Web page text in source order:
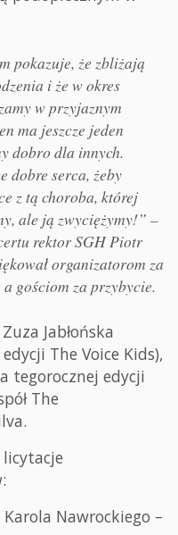
pokazuje, że zbliżają
i że w okres
w przyjaznym
ma jeszcze jeden
dobro dla innych.
dobre serca, żeby
z tą choroba, której
ale ją zwyciężymy!” –
rektor SGH Piotr
organizatorom za
gościom za przybycie.
Jabłońska
The Voice Kids),
tegorocznej edycji
The
licytacje
Nawrockiego –